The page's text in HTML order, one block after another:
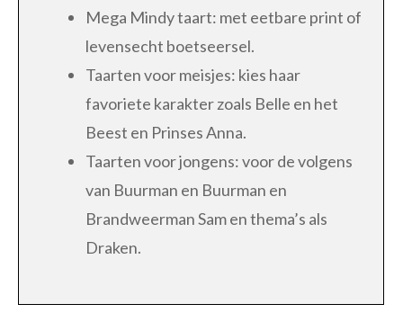
Mega Mindy taart: met eetbare print of
levensecht boetseersel.
Taarten voor meisjes: kies haar
favoriete karakter zoals Belle en het
Beest en Prinses Anna.
Taarten voor jongens: voor de volgens
van Buurman en Buurman en
Brandweerman Sam en thema’s als
Draken.